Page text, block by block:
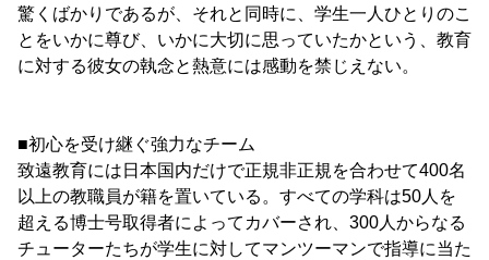
驚くばかりであるが、それと同時に、学生一人ひとりのこ
とをいかに尊び、いかに大切に思っていたかという、教育
に対する彼女の執念と熱意には感動を禁じえない。
■初心を受け継ぐ強力なチーム
致遠教育には日本国内だけで正規非正規を合わせて400名
以上の教職員が籍を置いている。すべての学科は50人を
超える博士号取得者によってカバーされ、300人からなる
チューターたちが学生に対してマンツーマンで指導に当た